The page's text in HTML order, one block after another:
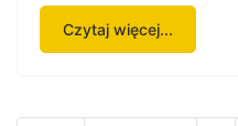
Czytaj więcej...